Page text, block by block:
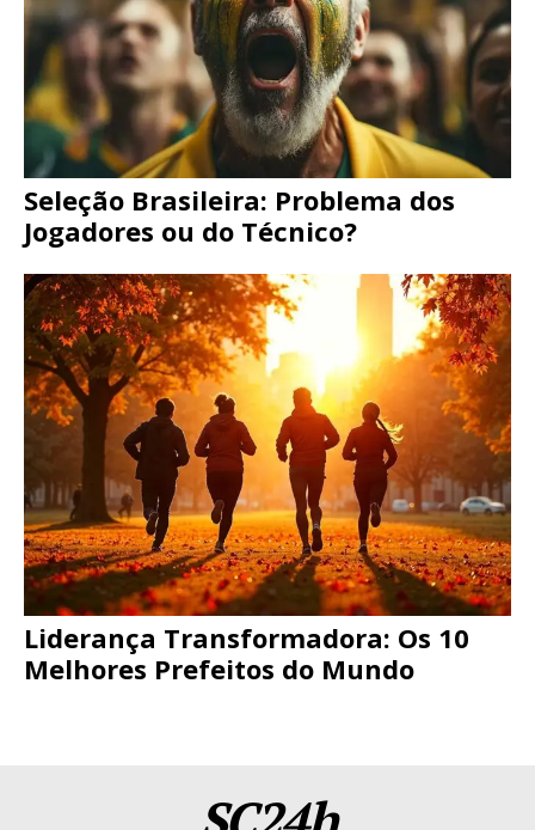
Seleção Brasileira: Problema dos
Jogadores ou do Técnico?
Liderança Transformadora: Os 10
Melhores Prefeitos do Mundo